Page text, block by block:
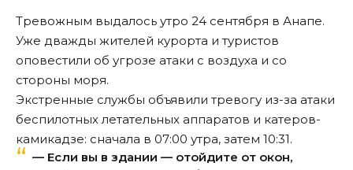
Тревожным выдалось утро 24 сентября в Анапе.
Уже дважды жителей курорта и туристов
оповестили об угрозе атаки с воздуха и со
стороны моря.
Экстренные службы объявили тревогу из-за атаки
беспилотных летательных аппаратов и катеров-
камикадзе: сначала в 07:00 утра, затем 10:31.
— Если вы в здании — отойдите от окон,